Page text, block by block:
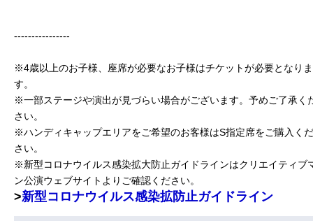
----------------
※4歳以上のお子様、座席が必要なお子様はチケットが必要となりま
す。
※一部ステージや演出が見づらい場合がございます。予めご了承く
さい。
※ハンディキャップエリアをご希望のお客様はS指定席をご購入くだ
さい。
※新型コロナウイルス感染拡大防止ガイドラインはクリエイティブ
ン公演ウェブサイトよりご確認ください。
>新型コロナウイルス感染拡防止ガイドライン